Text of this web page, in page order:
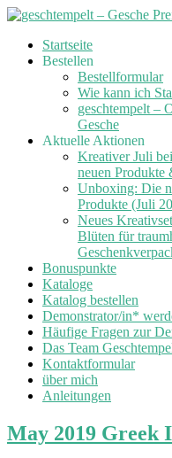
Skip
Startseite
Bestellen
Bestellformular
Wie kann ich
geschtempelt –
Gesche
Aktuelle Aktionen
Kreativer Juli
neuen
Unboxing: Die
Produkte (Juli
Neues
Blüten für
Bonuspunkte
Kataloge
Katalog bestellen
Demonstrator/in*
Häufige Fragen zur
Das Team
Kontaktformular
über mich
Anleitungen
May 2019 Greek